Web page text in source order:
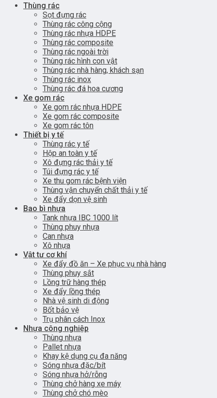
Thùng rác
Sọt đựng rác
Thùng rác công cộng
Thùng rác nhựa HDPE
Thùng rác composite
Thùng rác ngoài trời
Thùng rác hình con vật
Thùng rác nhà hàng, khách sạn
Thùng rác inox
Thùng rác đá hoa cương
Xe gom rác
Xe gom rác nhựa HDPE
Xe gom rác composite
Xe gom rác tôn
Thiết bị y tế
Thùng rác y tế
Hộp an toàn y tế
Xô đựng rác thải y tế
Túi đựng rác y tế
Xe thu gom rác bệnh viện
Thùng vận chuyển chất thải y tế
Xe đẩy dọn vệ sinh
Bao bì nhựa
Tank nhựa IBC 1000 lít
Thùng phuy nhựa
Can nhựa
Xô nhựa
Vật tư cơ khí
Xe đẩy đồ ăn – Xe phục vụ nhà hàng
Thùng phuy sắt
Lồng trữ hàng thép
Xe đẩy lồng thép
Nhà vệ sinh di động
Bốt bảo vệ
Trụ phân cách Inox
Nhựa công nghiệp
Thùng nhựa
Pallet nhựa
Khay kệ dụng cụ đa năng
Sóng nhựa đặc/bít
Sóng nhựa hở/rỗng
Thùng chở hàng xe máy
Thùng chở chó mèo